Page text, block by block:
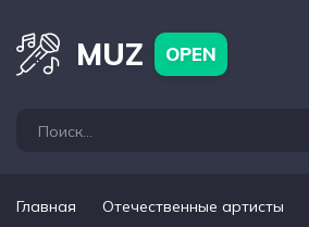
MUZ OPEN
Главная Отечественные артисты
артисты Популярные подборки